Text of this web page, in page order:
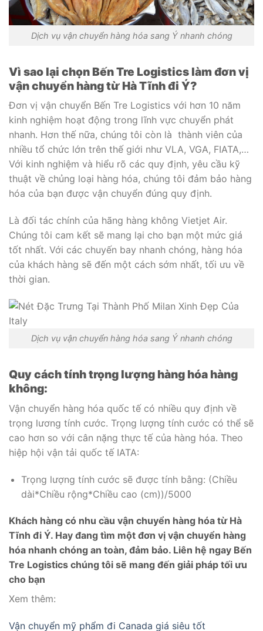
Dịch vụ vận chuyển hàng hóa sang Ý nhanh chóng
Vì sao lại chọn Bến Tre Logistics làm đơn vị
vận chuyển hàng từ Hà Tĩnh đi Ý?
Đơn vị vận chuyển Bến Tre Logistics với hơn 10 năm
kinh nghiệm hoạt động trong lĩnh vực chuyển phát
nhanh. Hơn thế nữa, chúng tôi còn là thành viên của
nhiều tổ chức lớn trên thế giới như VLA, VGA, FIATA,…
Với kinh nghiệm và hiểu rõ các quy định, yêu cầu kỹ
thuật về chủng loại hàng hóa, chúng tôi đảm bảo hàng
hóa của bạn được vận chuyển đúng quy định.
Là đối tác chính của hãng hàng không Vietjet Air.
Chúng tôi cam kết sẽ mang lại cho bạn một mức giá
tốt nhất. Với các chuyến bay nhanh chóng, hàng hóa
của khách hàng sẽ đến một cách sớm nhất, tối ưu về
thời gian.
Dịch vụ vận chuyển hàng hóa sang Ý nhanh chóng
Quy cách tính trọng lượng hàng hóa hàng
không:
Vận chuyển hàng hóa quốc tế có nhiều quy định về
trọng lương tính cước. Trọng lượng tính cước có thể sẽ
cao hơn so với cân nặng thực tế của hàng hóa. Theo
hiệp hội vận tải quốc tế IATA:
Trọng lượng tính cước sẽ được tính bằng: (Chiều
dài*Chiều rộng*Chiều cao (cm))/5000
Khách hàng có nhu cầu vận chuyển hàng hóa từ Hà
Tĩnh đi Ý. Hay đang tìm một đơn vị vận chuyển hàng
hóa nhanh chóng an toàn, đảm bảo. Liên hệ ngay Bến
Tre Logistics chúng tôi sẽ mang đến giải pháp tối ưu
cho bạn
Xem thêm:
Vận chuyển mỹ phẩm đi Canada giá siêu tốt